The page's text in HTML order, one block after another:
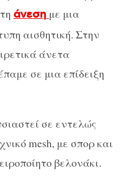
άνεση με μια
αισθητική. Στην
άνετα
σε μια επίδειξη
σε εντελώς
mesh, με σπορ και
βελονάκι.